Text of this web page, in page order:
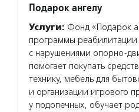
Подарок ангелу
Услуги: Фонд «Подарок
программы реабилитации
с нарушениями опорно-
помогает покупать
технику, мебель для
и организации игрового
у подопечных, обучает